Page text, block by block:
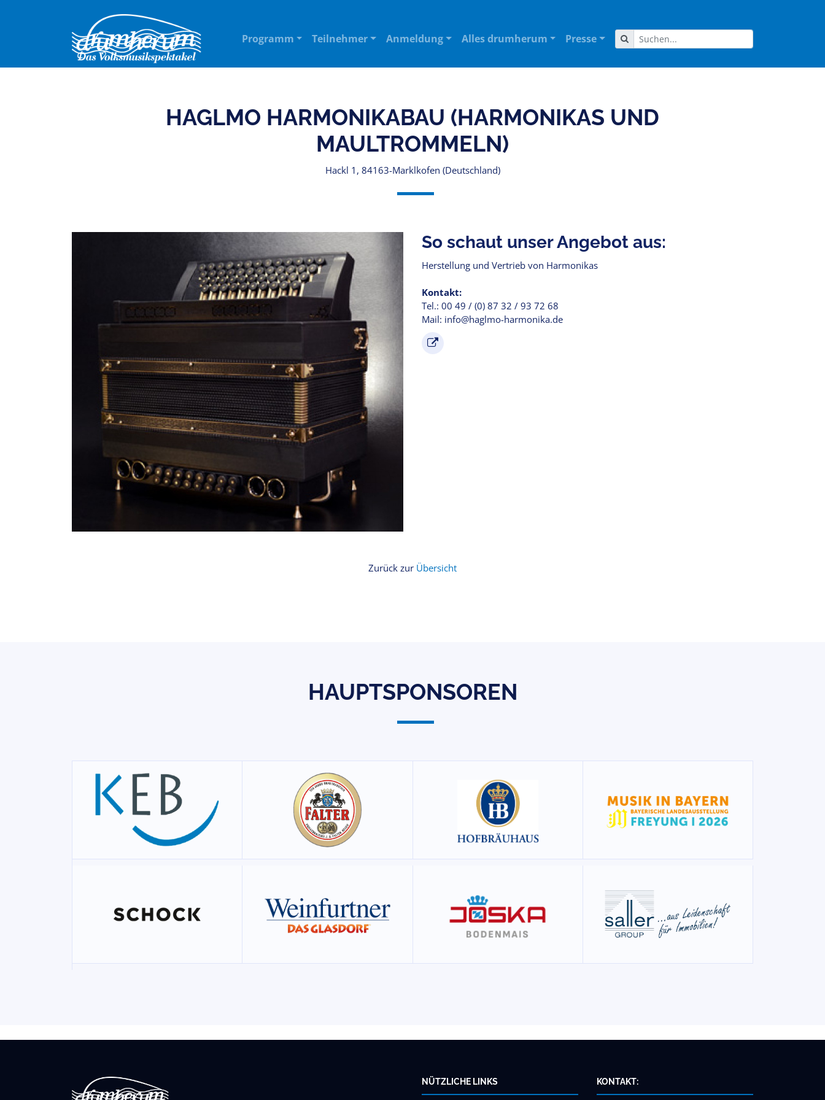
Programm Teilnehmer Anmeldung Alles drumherum Presse
HAGLMO HARMONIKABAU (HARMONIKAS UND
MAULTROMMELN)
Hackl 1, 84163-Marklkofen (Deutschland)
So schaut unser Angebot aus:
Herstellung und Vertrieb von Harmonikas
Kontakt:
Tel.: 00 49 / (0) 87 32 / 93 72 68
Mail: info@haglmo-harmonika.de
Zurück zur Übersicht
HAUPTSPONSOREN
NÜTZLICHE LINKS KONTAKT: